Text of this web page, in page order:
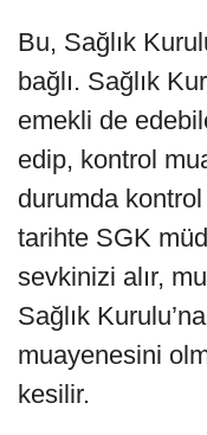
Bu, Sağlık
bağlı. Sağlık
emekli de
edip, kontrol
durumda
tarihte SGK
sevkinizi alır,
Sağlık
muayenesini
kesilir.